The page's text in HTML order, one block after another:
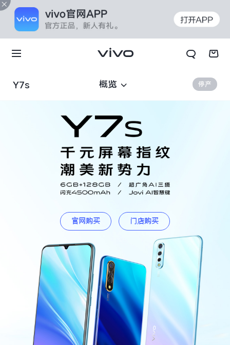
X70t X70 Pro+
S12 Pro S12
T1x
全部T机型
Y76s
iQOO 9 Pro iQOO 9
Y7s 停产
概览
官网购买 门店购买